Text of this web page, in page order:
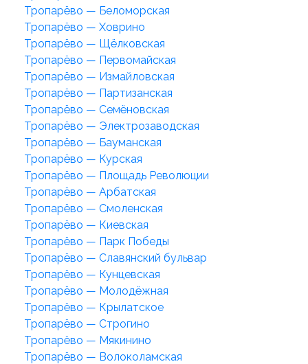
Тропарёво — Беломорская
Тропарёво — Ховрино
Тропарёво — Щёлковская
Тропарёво — Первомайская
Тропарёво — Измайловская
Тропарёво — Партизанская
Тропарёво — Семёновская
Тропарёво — Электрозаводская
Тропарёво — Бауманская
Тропарёво — Курская
Тропарёво — Площадь Революции
Тропарёво — Арбатская
Тропарёво — Смоленская
Тропарёво — Киевская
Тропарёво — Парк Победы
Тропарёво — Славянский бульвар
Тропарёво — Кунцевская
Тропарёво — Молодёжная
Тропарёво — Крылатское
Тропарёво — Строгино
Тропарёво — Мякинино
Тропарёво — Волоколамская